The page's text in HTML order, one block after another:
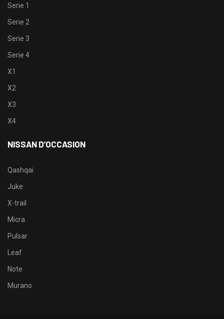
Serie 1
Serie 2
Serie 3
Serie 4
X1
X2
X3
X4
NISSAN D’OCCASION
Qashqai
Juke
X-trail
Micra
Pulsar
Leaf
Note
Murano